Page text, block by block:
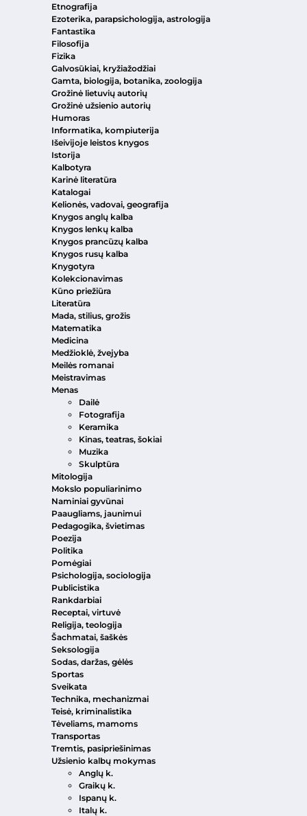
Etnografija
Ezoterika, parapsichologija, astrologija
Fantastika
Filosofija
Fizika
Galvosūkiai, kryžiažodžiai
Gamta, biologija, botanika, zoologija
Grožinė lietuvių autorių
Grožinė užsienio autorių
Humoras
Informatika, kompiuterija
Išeivijoje leistos knygos
Istorija
Kalbotyra
Karinė literatūra
Katalogai
Kelionės, vadovai, geografija
Knygos anglų kalba
Knygos lenkų kalba
Knygos prancūzų kalba
Knygos rusų kalba
Knygotyra
Kolekcionavimas
Kūno priežiūra
Literatūra
Mada, stilius, grožis
Matematika
Medicina
Medžioklė, žvejyba
Meilės romanai
Meistravimas
Menas
Dailė
Fotografija
Keramika
Kinas, teatras, šokiai
Muzika
Skulptūra
Mitologija
Mokslo populiarinimo
Naminiai gyvūnai
Paaugliams, jaunimui
Pedagogika, švietimas
Poezija
Politika
Pomėgiai
Psichologija, sociologija
Publicistika
Rankdarbiai
Receptai, virtuvė
Religija, teologija
Šachmatai, šaškės
Seksologija
Sodas, daržas, gėlės
Sportas
Sveikata
Technika, mechanizmai
Teisė, kriminalistika
Tėveliams, mamoms
Transportas
Tremtis, pasipriešinimas
Užsienio kalbų mokymas
Anglų k.
Graikų k.
Ispanų k.
Italų k.